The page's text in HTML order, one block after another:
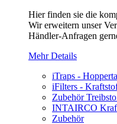
Hier finden sie die
Wir erweitern unser
Händler-Anfragen
Mehr Details
iTraps -
iFilters -
Zubehör
INTAIRCO
Zubehör